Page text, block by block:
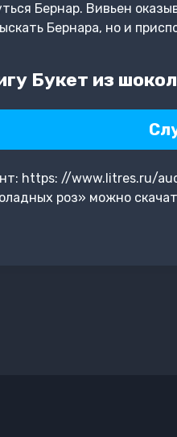
Бернар. Вивьен
Бернара, но и
Букет из
https: //www.litres.ru/
роз» можно